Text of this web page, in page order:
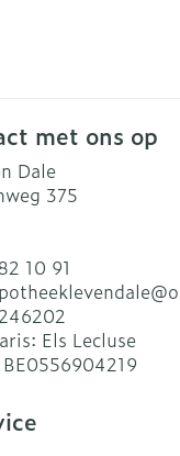
met ons op
Dale
375
10 91
Els Lecluse
BE0556904219